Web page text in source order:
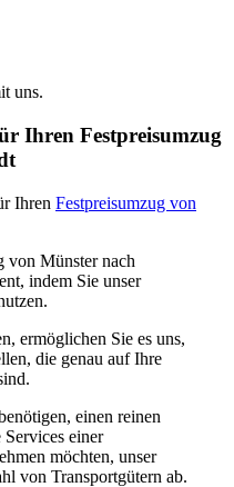
uns.
Ihren Festpreisumzug
Ihren Festpreisumzug von
von Münster nach
indem Sie unser
ermöglichen Sie es uns,
die genau auf Ihre
einen reinen
einer
möchten, unser
von Transportgütern ab.